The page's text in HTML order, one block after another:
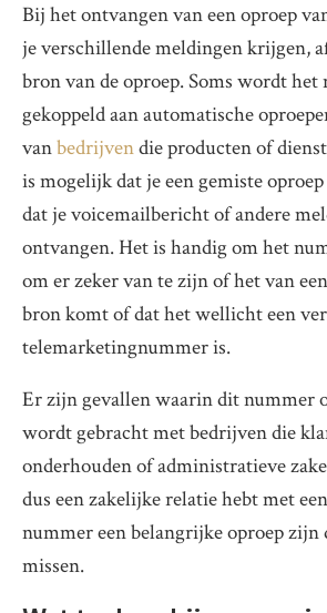
Bij het ontvangen van een oproep
je verschillende meldingen krijgen,
bron van de oproep. Soms wordt het
gekoppeld aan automatische
vanbedrijvendie producten of
is mogelijk dat je een gemiste
dat je voicemailbericht of andere
ontvangen. Het is handig om het
om er zeker van te zijn of het van
bron komt of dat het wellicht een
telemarketingnummer is.
Er zijn gevallen waarin dit nummer
wordt gebracht met bedrijven die
onderhouden of administratieve
dus een zakelijke relatie hebt met
nummer een belangrijke oproep
missen.